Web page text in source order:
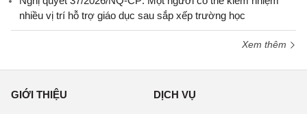
nhiều vị trí hỗ trợ giáo dục sau sắp xếp trường học
Xem thêm
GIỚI THIỆU DỊCH VỤ